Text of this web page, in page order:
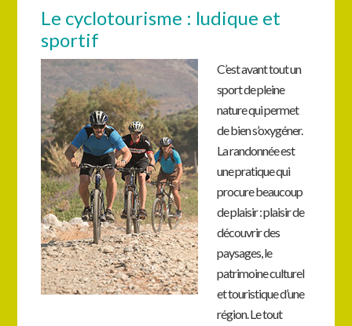
Le cyclotourisme : ludique et
sportif
C’est avant tout un
sport de pleine
nature qui permet
de bien s’oxygéner.
La randonnée est
une pratique qui
procure beaucoup
de plaisir : plaisir de
découvrir des
paysages, le
patrimoine culturel
et touristique d’une
région. Le tout